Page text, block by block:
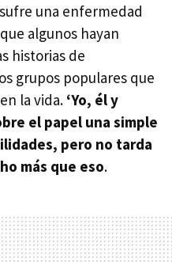
una enfermedad
algunos hayan
historias de
grupos populares que
la vida. ‘Yo, él y
el papel una simple
pero no tarda
más que eso.